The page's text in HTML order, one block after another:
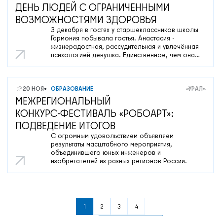
ДЕНЬ ЛЮДЕЙ С ОГРАНИЧЕННЫМИ
ВОЗМОЖНОСТЯМИ ЗДОРОВЬЯ
3 декабря в гостях у старшеклассников школы
Гармония побывала гостья. Анастасия -
жизнерадостная, рассудительная и увлечённая
психологией девушка. Единственное, чем она
20 НОЯ ОБРАЗОВАНИЕ «УРАЛ»
МЕЖРЕГИОНАЛЬНЫЙ
КОНКУРС‑ФЕСТИВАЛЬ «РОБОАРТ»:
ПОДВЕДЕНИЕ ИТОГОВ
С огромным удовольствием объявляем
результаты масштабного мероприятия,
объединившего юных инженеров и
изобретателей из разных регионов России.
1 2 3 4